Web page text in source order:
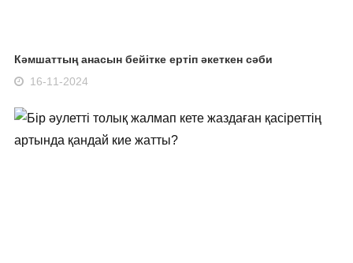
Кәмшаттың анасын бейітке ертіп әкеткен сәби
16-11-2024